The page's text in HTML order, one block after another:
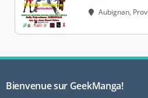
Aubignan,
Bienvenue sur GeekManga!